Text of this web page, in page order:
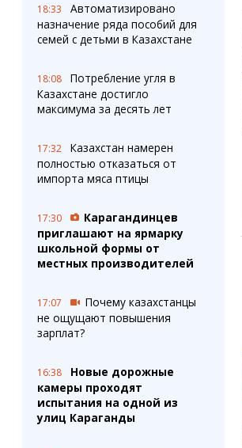
18:33
Автоматизировано
назначение ряда пособий для
семей с детьми в Казахстане
18:08
Потребление угля в
Казахстане достигло
максимума за десять лет
17:32
Казахстан намерен
полностью отказаться от
импорта мяса птицы
17:30
Карагандинцев
приглашают на ярмарку
школьной формы от
местных производителей
17:07
Почему казахстанцы
не ощущают повышения
зарплат?
16:38
Новые дорожные
камеры проходят
испытания на одной из
улиц Караганды